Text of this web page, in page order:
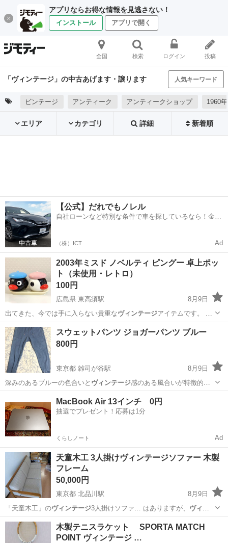
アプリならお得な情報を見逃さない！
インストール アプリで開く
全国 検索 ログイン 投稿
「ヴィンテージ」の中古あげます・譲ります 人気キーワード
ビンテージ アンティーク アンティークショップ 1960
エリア カテゴリ 詳細 新着順
【公式】だれでもノレル
自社ローンなど特別な条件で車を探しているなら！金利
（株）ICT Ad
2003年ミスド ノベルティ ピングー 卓上ポッ
ト（未使用・レトロ）
100円
広島県 東高須駅
8月9日
出てきた、今では手に入らない貴重なヴィンテージアイテムです。 ■
商品詳細 • …
広島 広島市 東高須駅
スウェットパンツ ジョガーパンツ ブルー
800円
東京都 雑司が谷駅
8月9日
深みのあるブルーの色合いと ヴィンテージ感のある風合いが特徴的
な、ウエスト…
パンツ
MacBook Air 13インチ 0円
抽選でプレゼント！応募は1分
くらしノート Ad
天童木工 3人掛けヴィンテージソファー 木製
フレーム
50,000円
東京都 北品川駅
8月9日
「天童木工」のヴィンテージ3人掛けソファ… はありますが、 ヴィン
テージならではの深い…
東京 品川区 北品川駅 ソファ
木製テニスラケット SPORTA MATCH
POINT ヴィンテージ …